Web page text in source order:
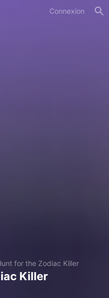
Connexion
for the Zodiac Killer
Killer